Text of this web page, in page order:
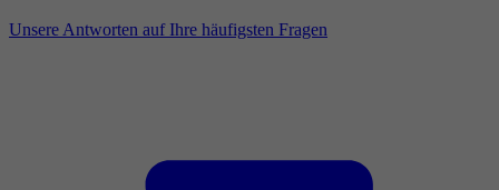
Unsere Antworten auf Ihre häufigsten Fragen